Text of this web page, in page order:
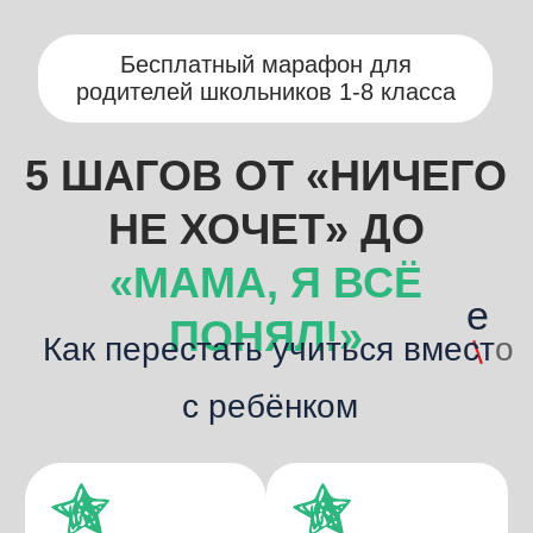
5 ШАГОВ ОТ «НИЧЕГО
НЕ ХОЧЕТ» ДО
«МАМА, Я ВСЁ
ПОНЯЛ!»
родителей школьников 1-8 класса
Без нервотрёпки
из-за домашки
с ребёнком
Как перестать учиться вмест o
e